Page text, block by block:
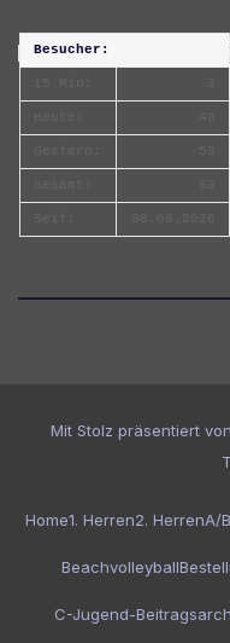
Besucher:
Mit Stolz präsentiert
Home1. Herren2. HerrenA/
Beachvolleyball
C-Jugend-